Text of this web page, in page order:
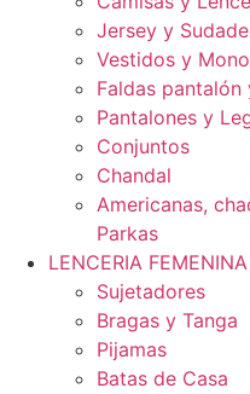
Jersey y
Vestidos y
Faldas
Pantalones y
Conjuntos
Chandal
Americanas,
Parkas
LENCERIA FEMENINA
Sujetadores
Bragas y Tanga
Pijamas
Batas de Casa